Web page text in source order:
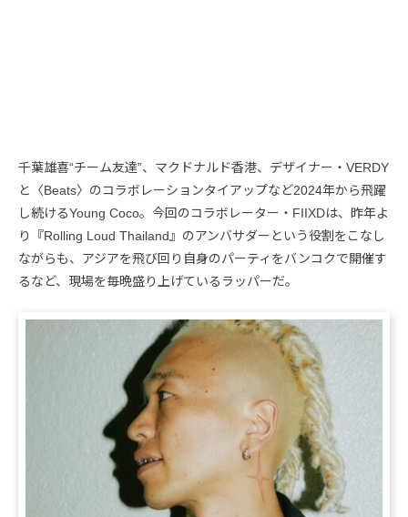
千葉雄喜“チーム友達”、マクドナルド香港、デザイナー・VERDY
と〈Beats〉のコラボレーションタイアップなど2024年から飛躍
し続けるYoung Coco。今回のコラボレーター・FIIXDは、昨年よ
り『Rolling Loud Thailand』のアンバサダーという役割をこなし
ながらも、アジアを飛び回り自身のパーティをバンコクで開催す
るなど、現場を毎晩盛り上げているラッパーだ。